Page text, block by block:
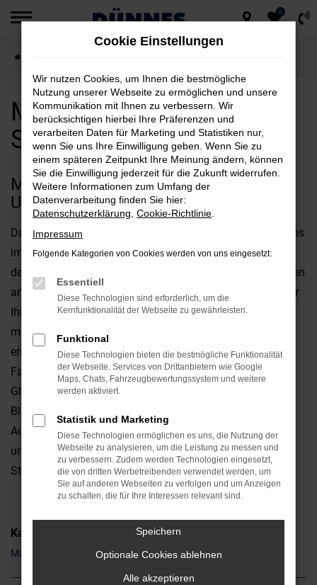
Zum
springen
0
Maserati Ghibli für
Straubing kaufen
MIT DEM MASERATI GHIBLI
UNTERWEGS IN STRAUBING
Das perfekte Fahrzeug für Straubing? Diese Frage wird uns
immer wieder gestellt und offen gestanden, kommt es bei
der Beantwortung stark auf Ihre individuellen Vorstellungen
an. Fest steht jedoch, dass der Maserati Ghibli bestens für
Ihre Mobilität in Straubing geeignet ist und gleich in
mehrerlei Hinsicht überzeugt. Da ist zum einen die
erstklassige Qualität, da sind aber auch die emotionalen
Faktoren. Ob in Straubing oder anderswo: ein Maserati
Ghibli ist ein Hingucker und weckt gleich auf den ersten
Blick Sympathien. Die „Hardfacts“ wie Leistung,
Ausstattung und Verbrauch stimmen natürlich ebenfalls
und unterstreichen die Eignung sowohl für den
Stadtverkehr als auch für Landstraße und Autobahn.
Kategorie
Maserati Ghibli Gebrauchtwagen Straubing
Cookie Einstellungen
Wir nutzen Cookies, um Ihnen die bestmögliche
Nutzung unserer Webseite zu ermöglichen und unsere
Kommunikation mit Ihnen zu verbessern. Wir
berücksichtigen hierbei Ihre Präferenzen und
verarbeiten Daten für Marketing und Statistiken nur,
wenn Sie uns Ihre Einwilligung geben. Wenn Sie zu
einem späteren Zeitpunkt Ihre Meinung ändern, können
Sie die Einwilligung jederzeit für die Zukunft widerrufen.
Weitere Informationen zum Umfang der
Datenverarbeitung finden Sie hier:
Datenschutzerklärung Cookie-Richtlinie
Impressum
Folgende Kategorien von Cookies werden von uns eingesetzt:
Essentiell
Diese Technologien sind erforderlich, um die
Kernfunktionalität der Webseite zu gewährleisten.
Funktional
Diese Technologien bieten die bestmögliche Funktionalität
der Webseite. Services von Drittanbietern wie Google
Maps, Chats, Fahrzeugbewertungssystem und weitere
werden aktiviert.
Statistik und Marketing
Diese Technologien ermöglichen es uns, die Nutzung der
Webseite zu analysieren, um die Leistung zu messen und
zu verbessern. Zudem werden Technologien eingesetzt,
die von dritten Werbetreibenden verwendet werden, um
Sie auf anderen Webseiten zu verfolgen und um Anzeigen
zu schalten, die für Ihre Interessen relevant sind.
Speichern
Optionale Cookies ablehnen
Alle akzeptieren